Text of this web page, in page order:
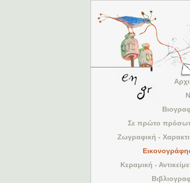
Σε πρώτο
Ζωγραφική -
Κεραμική -